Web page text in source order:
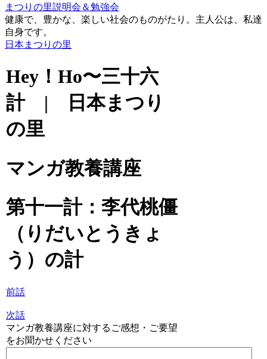
まつりの里説明会＆勉強会
健康で、豊かな、楽しい社会のものがたり。主人公は、私達
自身です。
日本まつりの里
Hey！Ho〜三十六
計 | 日本まつり
の里
マンガ教養講座
第十一計：李代桃僵
（りだいとうきょ
う）の計
前話
次話
マンガ教養講座に対するご感想・ご要望
をお聞かせください